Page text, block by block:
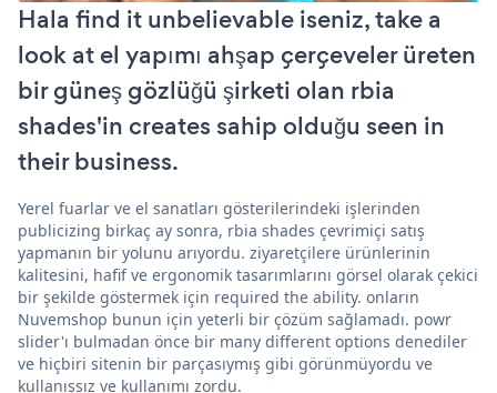
Hala find it unbelievable iseniz, take a
look at el yapımı ahşap çerçeveler üreten
bir güneş gözlüğü şirketi olan rbia
shades'in creates sahip olduğu seen in
their business.
Yerel fuarlar ve el sanatları gösterilerindeki işlerinden
publicizing birkaç ay sonra, rbia shades çevrimiçi satış
yapmanın bir yolunu arıyordu. ziyaretçilere ürünlerinin
kalitesini, hafif ve ergonomik tasarımlarını görsel olarak çekici
bir şekilde göstermek için required the ability. onların
Nuvemshop bunun için yeterli bir çözüm sağlamadı. powr
slider'ı bulmadan önce bir many different options denediler
ve hiçbiri sitenin bir parçasıymış gibi görünmüyordu ve
kullanışsız ve kullanımı zordu.